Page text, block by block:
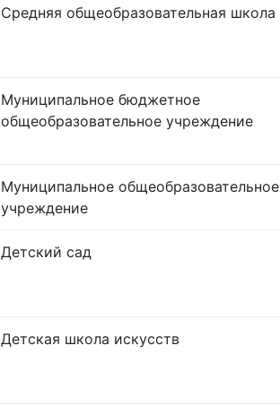
Средняя общеобразовательная школа
Муниципальное бюджетное
общеобразовательное учреждение
Муниципальное общеобразовательное
учреждение
Детский сад
Детская школа искусств